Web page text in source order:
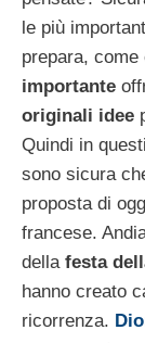
le più
prepara,
importante
originali idee
Quindi in
sono sicura
proposta di
francese.
della festa
hanno creato
ricorrenza.